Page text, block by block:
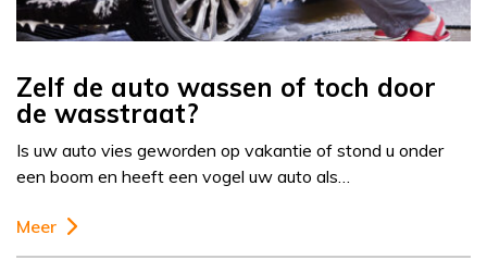
Zelf de auto wassen of toch door
de wasstraat?
Is uw auto vies geworden op vakantie of stond u onder
een boom en heeft een vogel uw auto als…
Meer